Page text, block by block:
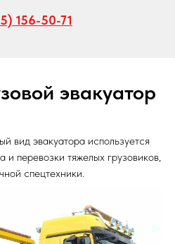
156-50-71
эвакуатор
вид эвакуатора используется
и перевозки тяжелых грузовиков,
спецтехники.